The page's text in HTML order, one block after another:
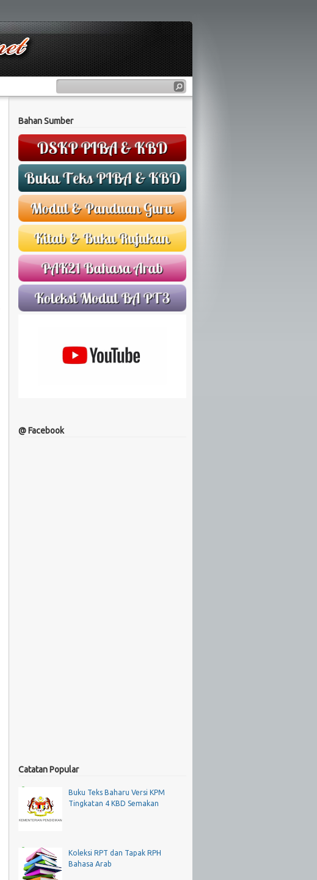
Bahan Sumber
@ Facebook
Catatan Popular
Buku Teks Baharu Versi KPM
Tingkatan 4 KBD Semakan
Koleksi RPT dan Tapak RPH
Bahasa Arab